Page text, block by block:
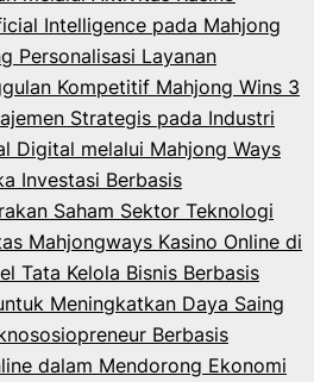
Intelligence pada Mahjong
Personalisasi Layanan
Kompetitif Mahjong Wins 3
Strategis pada Industri
Digital melalui Mahjong Ways
Investasi Berbasis
Saham Sektor Teknologi
Mahjongways Kasino Online di
Tata Kelola Bisnis Berbasis
Meningkatkan Daya Saing
Berbasis
dalam Mendorong Ekonomi